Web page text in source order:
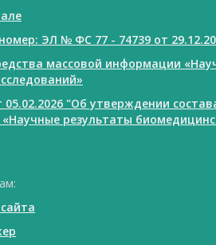
ЭЛ № ФС 77 - 74739 от
массовой информации
"Об утверждении
результаты